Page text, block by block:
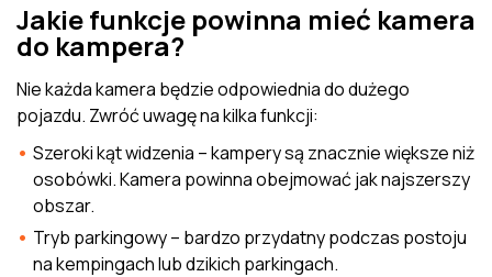
Jakie funkcje powinna mieć kamera
do kampera?
Nie każda kamera będzie odpowiednia do dużego
pojazdu. Zwróć uwagę na kilka funkcji:
Szeroki kąt widzenia – kampery są znacznie większe niż
osobówki. Kamera powinna obejmować jak najszerszy
obszar.
Tryb parkingowy – bardzo przydatny podczas postoju
na kempingach lub dzikich parkingach.